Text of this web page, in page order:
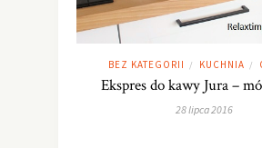
BEZ KATEGORII / KUCHNIA /
Ekspres do kawy Jura –
28 lipca 2016